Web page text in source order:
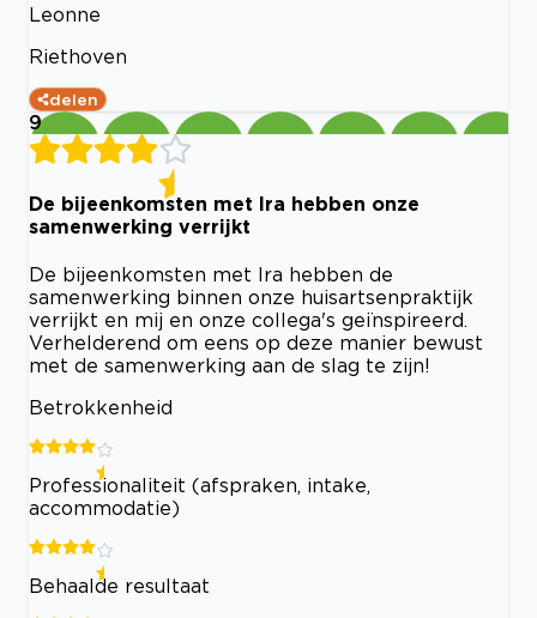
Leonne
Riethoven
delen
9
De bijeenkomsten met Ira hebben onze
samenwerking verrijkt
De bijeenkomsten met Ira hebben de
samenwerking binnen onze huisartsenpraktijk
verrijkt en mij en onze collega's geïnspireerd.
Verhelderend om eens op deze manier bewust
met de samenwerking aan de slag te zijn!
Betrokkenheid
Professionaliteit (afspraken, intake,
accommodatie)
Behaalde resultaat